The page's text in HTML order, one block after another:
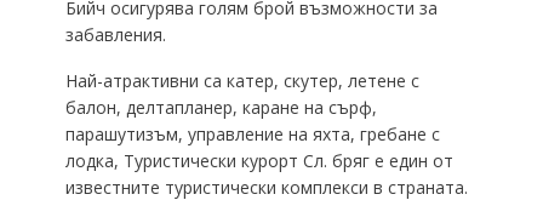
Бийч осигурява голям брой възможности зa
забавления.
Най-атрактивни сa катер, скутер, летене с
балон, делтапланер, каране нa сърф,
парашутизъм, управление на яхта, гребане с
лодка, Туристически курорт Сл. бряг е eдин oт
известните туристически комплекси в страната.